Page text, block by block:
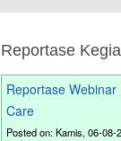
Reportase
Reportase
Care
Posted on: Kamis, 06-08-